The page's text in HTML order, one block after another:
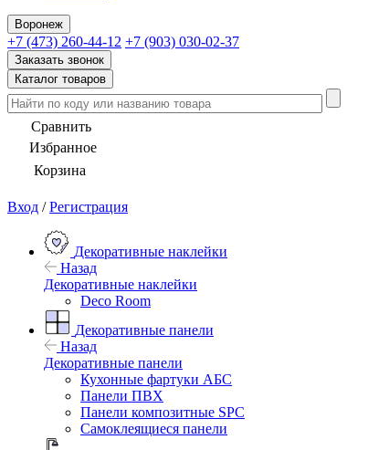
Воронеж
+7 (473) 260-44-12 +7 (903) 030-02-37
Заказать звонок
Каталог товаров
Сравнить
Избранное
Корзина
Вход / Регистрация
Декоративные наклейки
Назад
Декоративные наклейки
Deco Room
Декоративные панели
Назад
Декоративные панели
Кухонные фартуки АБС
Панели ПВХ
Панели композитные SPC
Самоклеящиеся панели